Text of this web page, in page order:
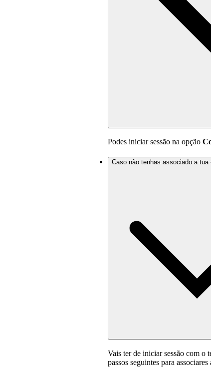
Podes iniciar sessão na opção
Caso não tenhas associado a
Vais ter de iniciar sessão com o
passos seguintes para